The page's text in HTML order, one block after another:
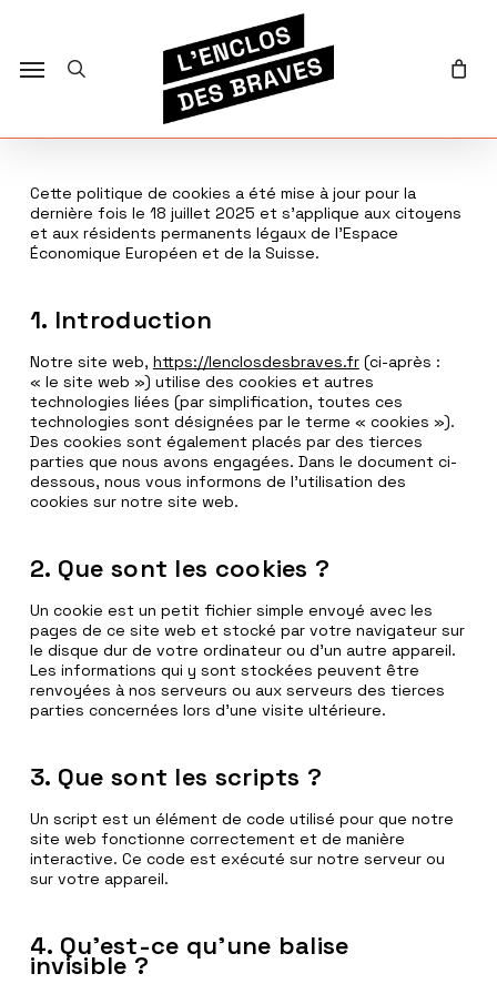
content
Menu
Cette politique de cookies a été mise à jour pour la
dernière fois le 18 juillet 2025 et s’applique aux citoyens
et aux résidents permanents légaux de l’Espace
Économique Européen et de la Suisse.
1. Introduction
Notre site web, https://lenclosdesbraves.fr(ci-après :
« le site web ») utilise des cookies et autres
technologies liées (par simplification, toutes ces
technologies sont désignées par le terme « cookies »).
Des cookies sont également placés par des tierces
parties que nous avons engagées. Dans le document ci-
dessous, nous vous informons de l’utilisation des
cookies sur notre site web.
2. Que sont les cookies ?
Un cookie est un petit fichier simple envoyé avec les
pages de ce site web et stocké par votre navigateur sur
le disque dur de votre ordinateur ou d’un autre appareil.
Les informations qui y sont stockées peuvent être
renvoyées à nos serveurs ou aux serveurs des tierces
parties concernées lors d’une visite ultérieure.
3. Que sont les scripts ?
Un script est un élément de code utilisé pour que notre
site web fonctionne correctement et de manière
interactive. Ce code est exécuté sur notre serveur ou
sur votre appareil.
4. Qu’est-ce qu’une balise
invisible ?